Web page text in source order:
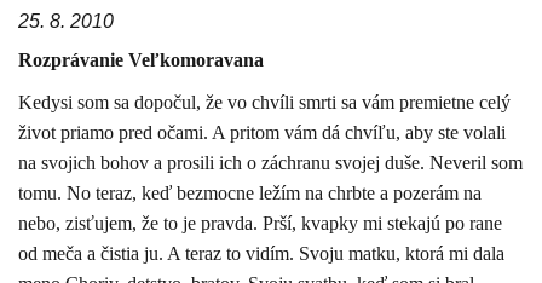
25. 8. 2010
Rozprávanie Veľkomoravana
Kedysi som sa dopočul, že vo chvíli smrti sa vám premietne celý
život priamo pred očami. A pritom vám dá chvíľu, aby ste volali
na svojich bohov a prosili ich o záchranu svojej duše. Neveril som
tomu. No teraz, keď bezmocne ležím na chrbte a pozerám na
nebo, zisťujem, že to je pravda. Prší, kvapky mi stekajú po rane
od meča a čistia ju. A teraz to vidím. Svoju matku, ktorá mi dala